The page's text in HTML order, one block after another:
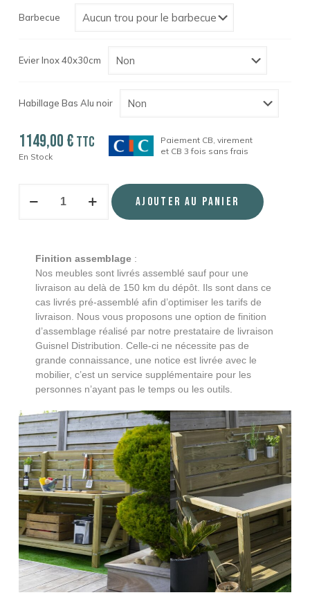
Barbecue
Evier Inox 40x30cm
Habillage Bas Alu noir
1149,00€ TTC
En Stock
Paiement CB, virement
et CB 3 fois sans frais
Ajouter au panier
Finition assemblage:
Nos meubles sont livrés assemblé sauf pour une
livraison au delà de 150 km du dépôt. Ils sont dans ce
cas livrés pré-assemblé afin d’optimiser les tarifs de
livraison. Nous vous proposons une option de finition
d’assemblage réalisé par notre prestataire de livraison
Guisnel Distribution. Celle-ci ne nécessite pas de
grande connaissance, une notice est livrée avec le
mobilier, c’est un service supplémentaire pour les
personnes n’ayant pas le temps ou les outils.